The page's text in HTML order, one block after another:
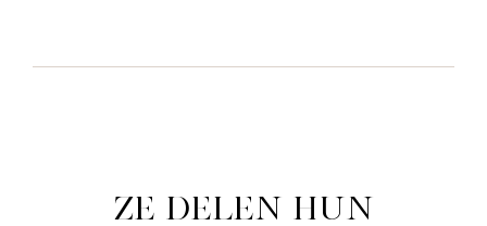
Ze delen hun